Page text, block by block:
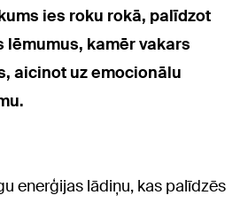
ies roku rokā, palīdzot
kamēr vakars
aicinot uz emocionālu
enerģijas lādiņu, kas palīdzēs